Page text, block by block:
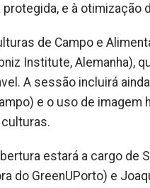
protegida, e à
de Campo e
Institute, Alemanha),
A sessão incluirá
e o uso de imagem
estará a cargo de
do GreenUPorto) e